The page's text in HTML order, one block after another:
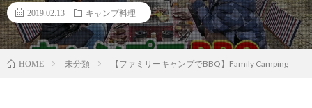
2019.02.13 キャンプ料理
HOME 未分類 【ファミリーキャンプでBBQ】Family Camping